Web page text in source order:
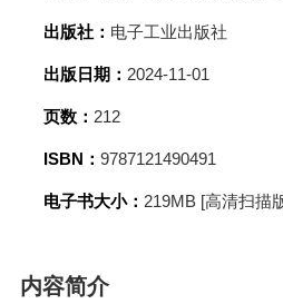
出版社： 电子工业出版社
出版日期： 2024-11-01
页数： 212
ISBN： 9787121490491
电子书大小： 219MB [高清扫描
内容简介